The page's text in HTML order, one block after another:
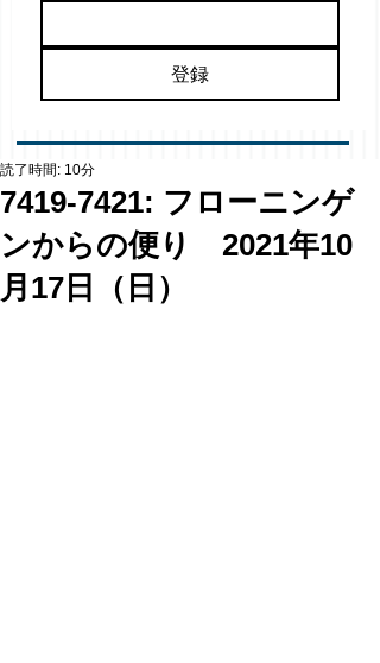
登録
7419-7421: フローニンゲ
ンからの便り 2021年10
月17日（日）
読了時間: 10分